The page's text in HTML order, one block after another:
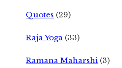
Quotes (29)
Raja Yoga (33)
Ramana Maharshi (3)